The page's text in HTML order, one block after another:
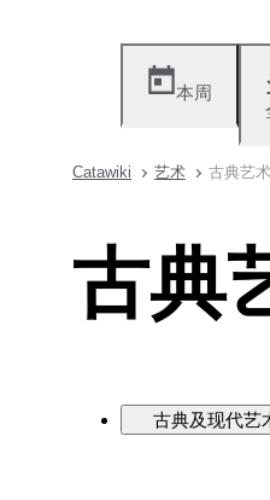
本周
Catawiki 艺术 古典艺
古典
古典及现代艺